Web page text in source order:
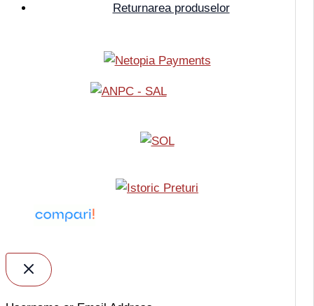
Returnarea produselor